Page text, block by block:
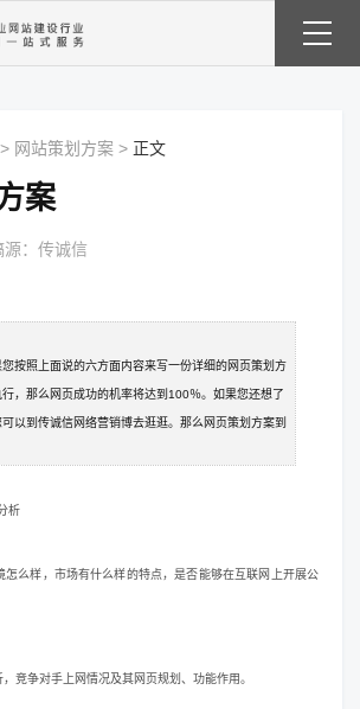
> 网站策划方案 > 正文
案
源：传诚信
按照上面说的六方面内容来写一份详细的网页策划方
，那么网页成功的机率将达到100％。如果您还想了
以到传诚信网络营销博去逛逛。那么网页策划方案到
析
怎么样，市场有什么样的特点，是否能够在互联网上开展公
竞争对手上网情况及其网页规划、功能作用。